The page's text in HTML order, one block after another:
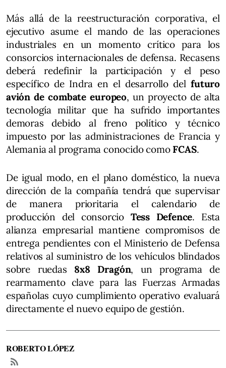
Más allá de la reestructuración corporativa, el
ejecutivo asume el mando de las operaciones
industriales en un momento crítico para los
consorcios internacionales de defensa. Recasens
deberá redefinir la participación y el peso
específico de Indra en el desarrollo delfuturo
avión de combate europeo, un proyecto de alta
tecnología militar que ha sufrido importantes
demoras debido al freno político y técnico
impuesto por las administraciones de Francia y
Alemania al programa conocido como FCAS.
De igual modo, en el plano doméstico, la nueva
dirección de la compañía tendrá que supervisar
de manera prioritaria el calendario de
producción del consorcio Tess Defence. Esta
alianza empresarial mantiene compromisos de
entrega pendientes con el Ministerio de Defensa
relativos al suministro de los vehículos blindados
sobre ruedas 8x8 Dragón, un programa de
rearmamento clave para las Fuerzas Armadas
españolas cuyo cumplimiento operativo evaluará
directamente el nuevo equipo de gestión.
ROBERTO LÓPEZ